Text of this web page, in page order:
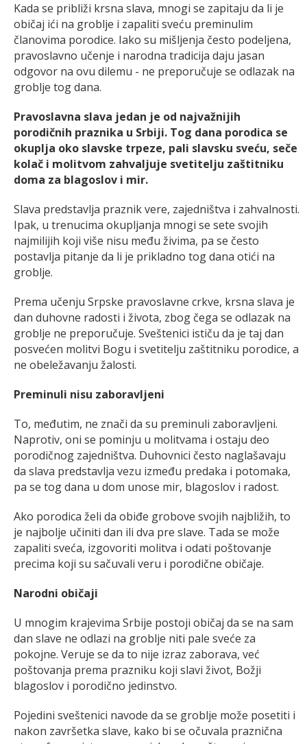
Kada se približi krsna slava, mnogi se zapitaju da li je
običaj ići na groblje i zapaliti sveću preminulim
članovima porodice. Iako su mišljenja često podeljena,
pravoslavno učenje i narodna tradicija daju jasan
odgovor na ovu dilemu - ne preporučuje se odlazak na
groblje tog dana.
Pravoslavna slava jedan je od najvažnijih
porodičnih praznika u Srbiji. Tog dana porodica se
okuplja oko slavske trpeze, pali slavsku sveću, seče
kolač i molitvom zahvaljuje svetitelju zaštitniku
doma za blagoslov i mir.
Slava predstavlja praznik vere, zajedništva i zahvalnosti.
Ipak, u trenucima okupljanja mnogi se sete svojih
najmilijih koji više nisu među živima, pa se često
postavlja pitanje da li je prikladno tog dana otići na
groblje.
Prema učenju Srpske pravoslavne crkve, krsna slava je
dan duhovne radosti i života, zbog čega se odlazak na
groblje ne preporučuje. Sveštenici ističu da je taj dan
posvećen molitvi Bogu i svetitelju zaštitniku porodice, a
ne obeležavanju žalosti.
Preminuli nisu zaboravljeni
To, međutim, ne znači da su preminuli zaboravljeni.
Naprotiv, oni se pominju u molitvama i ostaju deo
porodičnog zajedništva. Duhovnici često naglašavaju
da slava predstavlja vezu između predaka i potomaka,
pa se tog dana u dom unose mir, blagoslov i radost.
Ako porodica želi da obiđe grobove svojih najbližih, to
je najbolje učiniti dan ili dva pre slave. Tada se može
zapaliti sveća, izgovoriti molitva i odati poštovanje
precima koji su sačuvali veru i porodične običaje.
Narodni običaji
U mnogim krajevima Srbije postoji običaj da se na sam
dan slave ne odlazi na groblje niti pale sveće za
pokojne. Veruje se da to nije izraz zaborava, već
poštovanja prema prazniku koji slavi život, Božji
blagoslov i porodično jedinstvo.
Pojedini sveštenici navode da se groblje može posetiti i
nakon završetka slave, kako bi se očuvala praznična